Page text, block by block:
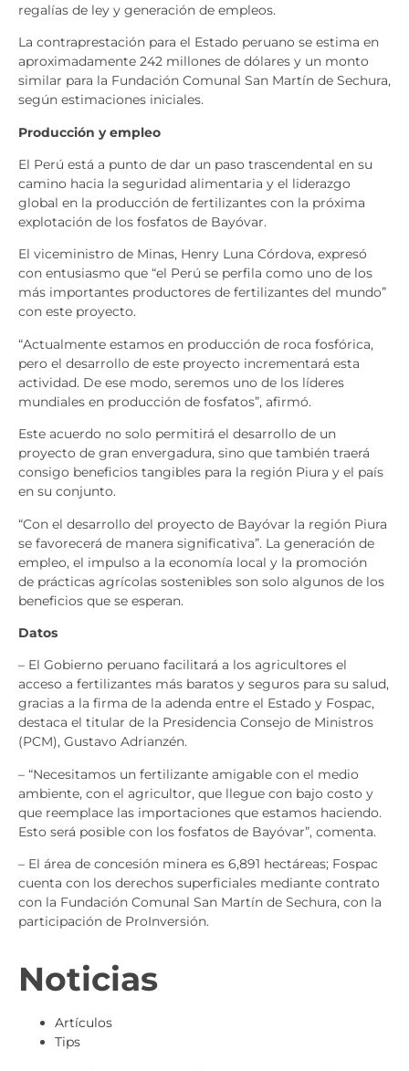
regalías de ley y generación de empleos.
La contraprestación para el Estado peruano se estima en
aproximadamente 242 millones de dólares y un monto
similar para la Fundación Comunal San Martín de Sechura,
según estimaciones iniciales.
Producción y empleo
El Perú está a punto de dar un paso trascendental en su
camino hacia la seguridad alimentaria y el liderazgo
global en la producción de fertilizantes con la próxima
explotación de los fosfatos de Bayóvar.
El viceministro de Minas, Henry Luna Córdova, expresó
con entusiasmo que “el Perú se perfila como uno de los
más importantes productores de fertilizantes del mundo”
con este proyecto.
“Actualmente estamos en producción de roca fosfórica,
pero el desarrollo de este proyecto incrementará esta
actividad. De ese modo, seremos uno de los líderes
mundiales en producción de fosfatos”, afirmó.
Este acuerdo no solo permitirá el desarrollo de un
proyecto de gran envergadura, sino que también traerá
consigo beneficios tangibles para la región Piura y el país
en su conjunto.
“Con el desarrollo del proyecto de Bayóvar la región Piura
se favorecerá de manera significativa”. La generación de
empleo, el impulso a la economía local y la promoción
de prácticas agrícolas sostenibles son solo algunos de los
beneficios que se esperan.
Datos
– El Gobierno peruano facilitará a los agricultores el
acceso a fertilizantes más baratos y seguros para su salud,
gracias a la firma de la adenda entre el Estado y Fospac,
destaca el titular de la Presidencia Consejo de Ministros
(PCM), Gustavo Adrianzén.
– “Necesitamos un fertilizante amigable con el medio
ambiente, con el agricultor, que llegue con bajo costo y
que reemplace las importaciones que estamos haciendo.
Esto será posible con los fosfatos de Bayóvar”, comenta.
– El área de concesión minera es 6,891 hectáreas; Fospac
cuenta con los derechos superficiales mediante contrato
con la Fundación Comunal San Martín de Sechura, con la
participación de ProInversión.
Noticias
Artículos
Tips